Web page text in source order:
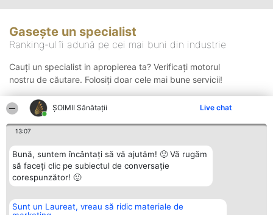
ŞOIMII Sănătații Live chat
13:07
Bună, suntem încântați să vă ajutăm! 🙂 Vă rugăm
să faceți clic pe subiectul de conversație
corespunzător! 🙂
Sunt un Laureat, vreau să ridic materiale de
Gasește un specialist
Ranking-ul îi adună pe cei mai buni din industrie
Cauți un specialist in apropierea ta? Verificați motorul
nostru de căutare. Folosiți doar cele mai bune servicii!
Organizator Ranking Plebiscyt Contact